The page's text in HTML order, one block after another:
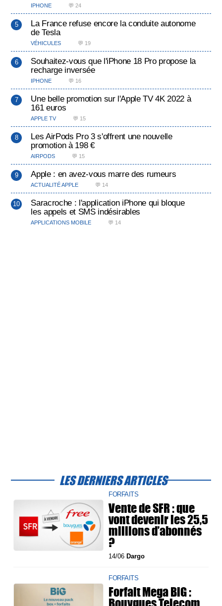
IPHONE 💬 24
La France refuse encore la conduite autonome
de Tesla
VÉHICULES 💬 19
Souhaitez-vous que l'iPhone 18 Pro propose la
recharge inversée
IPHONE 💬 16
Une belle promotion sur l'Apple TV 4K 2022 à
161 euros
APPLE TV 💬 15
Les AirPods Pro 3 s'offrent une nouvelle
promotion à 198 €
AIRPODS 💬 15
Apple : en avez-vous marre des rumeurs
ACTUALITÉ APPLE 💬 14
Saracroche : l'application iPhone qui bloque
les appels et SMS indésirables
APPLICATIONS MOBILE 💬 14
LES DERNIERS ARTICLES
FORFAITS
Vente de SFR : que
vont devenir les 25,5
millions d’abonnés
?
14/06 Dargo
FORFAITS
Forfait Mega BiG :